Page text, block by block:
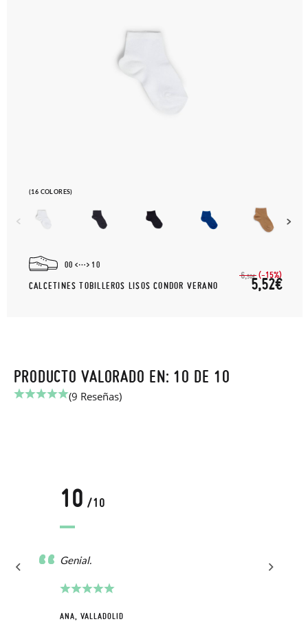
(16 COLORES)
00 10
CALCETINES TOBILLEROS LISOS CONDOR VERANO
6,50€ (-15%)
5,52€
PRODUCTO VALORADO EN: 10 DE 10
(9 Reseñas)
10 /10
Genial.
ANA, VALLADOLID